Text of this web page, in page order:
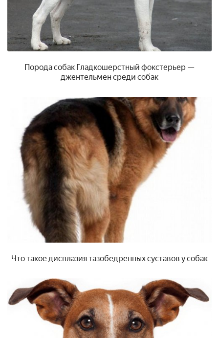
Порода собак Гладкошерстный фокстерьер —
джентельмен среди собак
Что такое дисплазия тазобедренных суставов у собак